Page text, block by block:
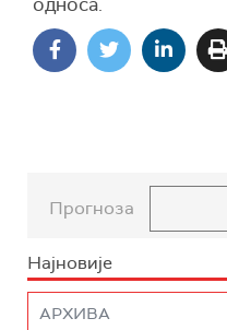
Прогноза
Најновије